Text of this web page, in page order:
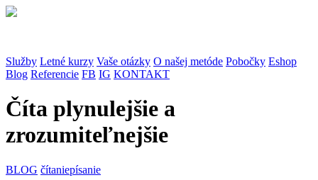
Služby Letné kurzy Vaše otázky O našej metóde Pobočky Eshop
Blog Referencie FB IG KONTAKT
Číta plynulejšie a
zrozumiteľnejšie
BLOG čítaniepísanie